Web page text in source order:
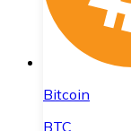
Bitcoin
BTC